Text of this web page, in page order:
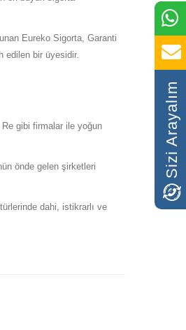
Eureko Sigorta, Garanti
edilen bir üyesidir.
gibi firmalar ile yoğun
önde gelen şirketleri
dahi, istikrarlı ve
Sizi Arayalım